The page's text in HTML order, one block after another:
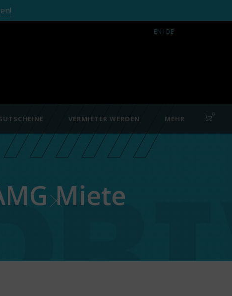
EN I DE
VERMIETER WERDEN MEHR 0
Miete